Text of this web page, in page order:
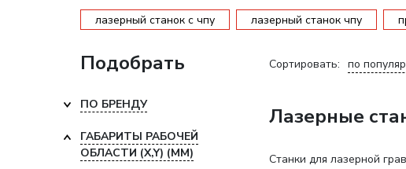
лазерный станок с чпу лазерный станок чпу
Сортировать: по
Лазерные
Станки для лазерной
Подобрать
ПО БРЕНДУ
ГАБАРИТЫ РАБОЧЕЙ
ОБЛАСТИ (X,Y) (ММ)